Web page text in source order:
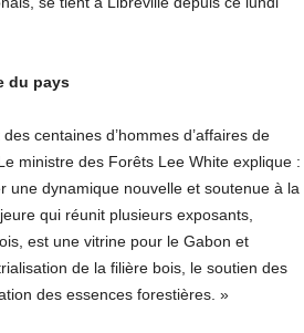
du pays
centaines d’hommes d’affaires de
ministre des Forêts Lee White explique :
une dynamique nouvelle et soutenue à la
qui réunit plusieurs exposants,
est une vitrine pour le Gabon et
de la filière bois, le soutien des
des essences forestières. »